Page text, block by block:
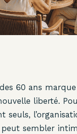
60 ans
liberté.
seuls,
peut sembler